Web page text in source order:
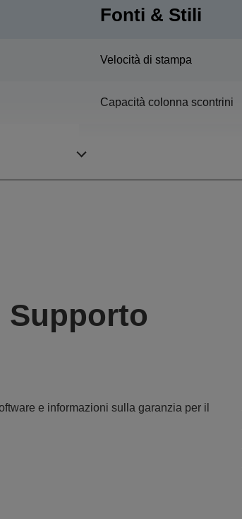
Fonti & Stili
Velocità di stampa
Capacità colonna scontrini
Supporto
e informazioni sulla garanzia per il